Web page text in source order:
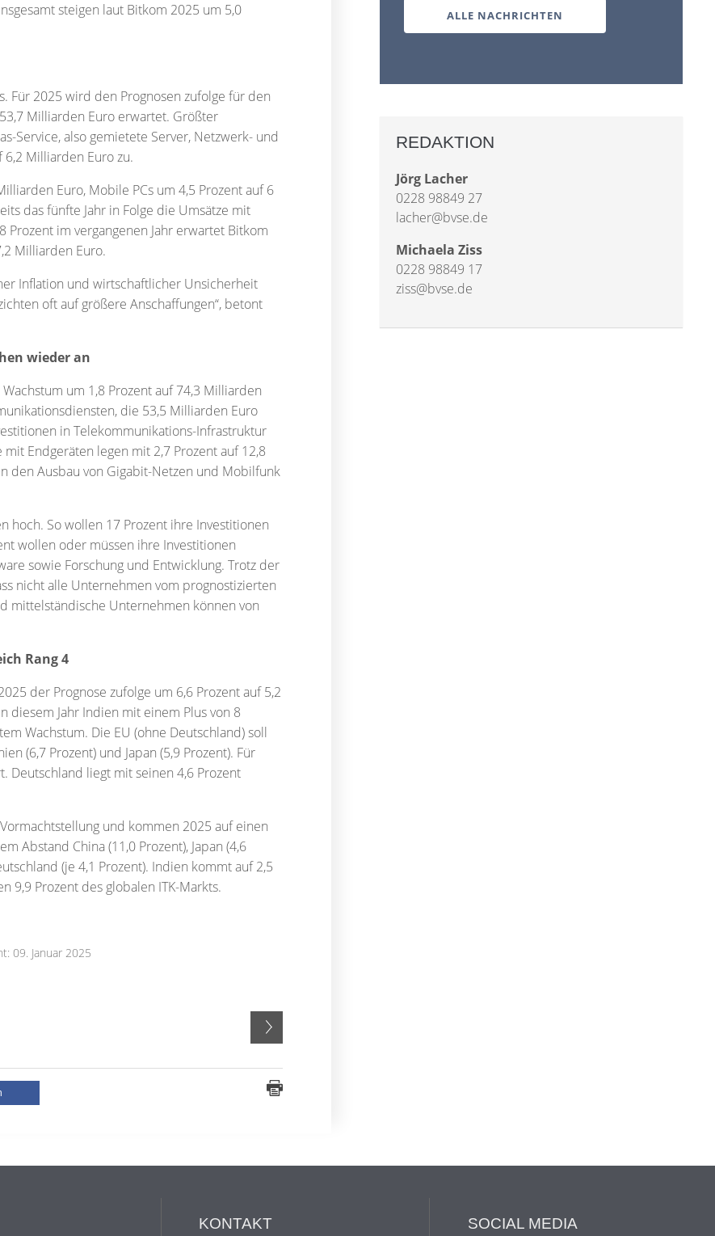
steigen laut Bitkom 2025 um 5,0
Für 2025 wird den Prognosen zufolge für den
Milliarden Euro erwartet. Größter
Service, also gemietete Server, Netzwerk- und
6,2 Milliarden Euro zu.
Euro, Mobile PCs um 4,5 Prozent auf 6
das fünfte Jahr in Folge die Umsätze mit
im vergangenen Jahr erwartet Bitkom
Milliarden Euro.
Inflation und wirtschaftlicher Unsicherheit
oft auf größere Anschaffungen“, betont
wieder an
um 1,8 Prozent auf 74,3 Milliarden
die 53,5 Milliarden Euro
in Telekommunikations-Infrastruktur
Endgeräten legen mit 2,7 Prozent auf 12,8
den Ausbau von Gigabit-Netzen und Mobilfunk
hoch. So wollen 17 Prozent ihre Investitionen
wollen oder müssen ihre Investitionen
sowie Forschung und Entwicklung. Trotz der
nicht alle Unternehmen vom prognostizierten
mittelständische Unternehmen können von
Rang 4
der Prognose zufolge um 6,6 Prozent auf 5,2
diesem Jahr Indien mit einem Plus von 8
Wachstum. Die EU (ohne Deutschland) soll
(6,7 Prozent) und Japan (5,9 Prozent). Für
Deutschland liegt mit seinen 4,6 Prozent
und kommen 2025 auf einen
Abstand China (11,0 Prozent), Japan (4,6
(je 4,1 Prozent). Indien kommt auf 2,5
9,9 Prozent des globalen ITK-Markts.
09. Januar 2025
ALLE NACHRICHTEN
REDAKTION
Jörg Lacher
0228 98849 27
lacher@bvse.de
Michaela Ziss
0228 98849 17
ziss@bvse.de
KONTAKT SOCIAL MEDIA